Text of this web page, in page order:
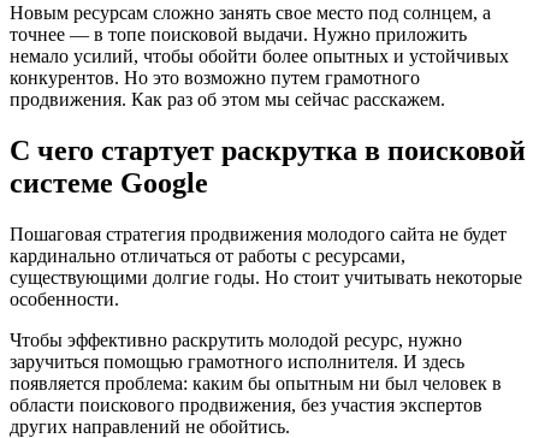
Новым ресурсам сложно занять свое место под солнцем, а
точнее — в топе поисковой выдачи. Нужно приложить
немало усилий, чтобы обойти более опытных и устойчивых
конкурентов. Но это возможно путем грамотного
продвижения. Как раз об этом мы сейчас расскажем.
С чего стартует раскрутка в поисковой
системе Google
Пошаговая стратегия продвижения молодого сайта не будет
кардинально отличаться от работы с ресурсами,
существующими долгие годы. Но стоит учитывать некоторые
особенности.
Чтобы эффективно раскрутить молодой ресурс, нужно
заручиться помощью грамотного исполнителя. И здесь
появляется проблема: каким бы опытным ни был человек в
области поискового продвижения, без участия экспертов
других направлений не обойтись.